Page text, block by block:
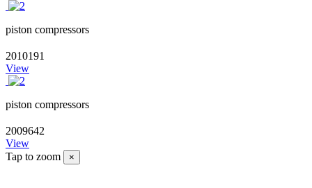
piston compressors
2010191
View
piston compressors
2009642
View
Tap to zoom
×